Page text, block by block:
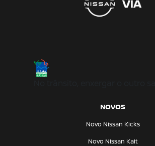
NOVOS
Novo Nissan Kicks
Novo Nissan Kait